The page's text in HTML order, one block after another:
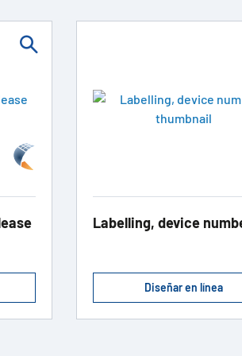
Labelling, device
Diseñar en línea